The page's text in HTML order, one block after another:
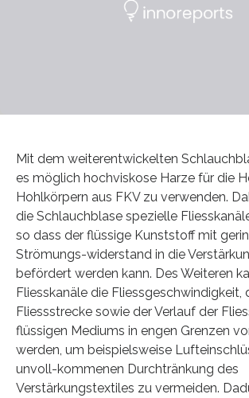
Mit dem weiterentwickelten
es möglich hochviskose Harze für die
Hohlkörpern aus FKV zu verwenden.
die Schlauchblase spezielle
so dass der flüssige Kunststoff mit
Strömungs-widerstand in die
befördert werden kann. Des Weiteren
Fliesskanäle die Fliessgeschwindigkeit,
Fliessstrecke sowie der Verlauf der
flüssigen Mediums in engen Grenzen
werden, um beispielsweise
unvoll-kommenen Durchtränkung des
Verstärkungstextiles zu vermeiden.